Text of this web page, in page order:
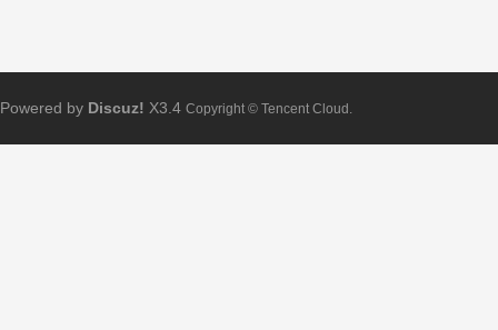
Powered by Discuz! X3.4 Copyright © Tencent Cloud.